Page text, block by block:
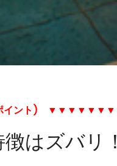
イント) ▼▼▼▼▼▼▼
はズバリ！